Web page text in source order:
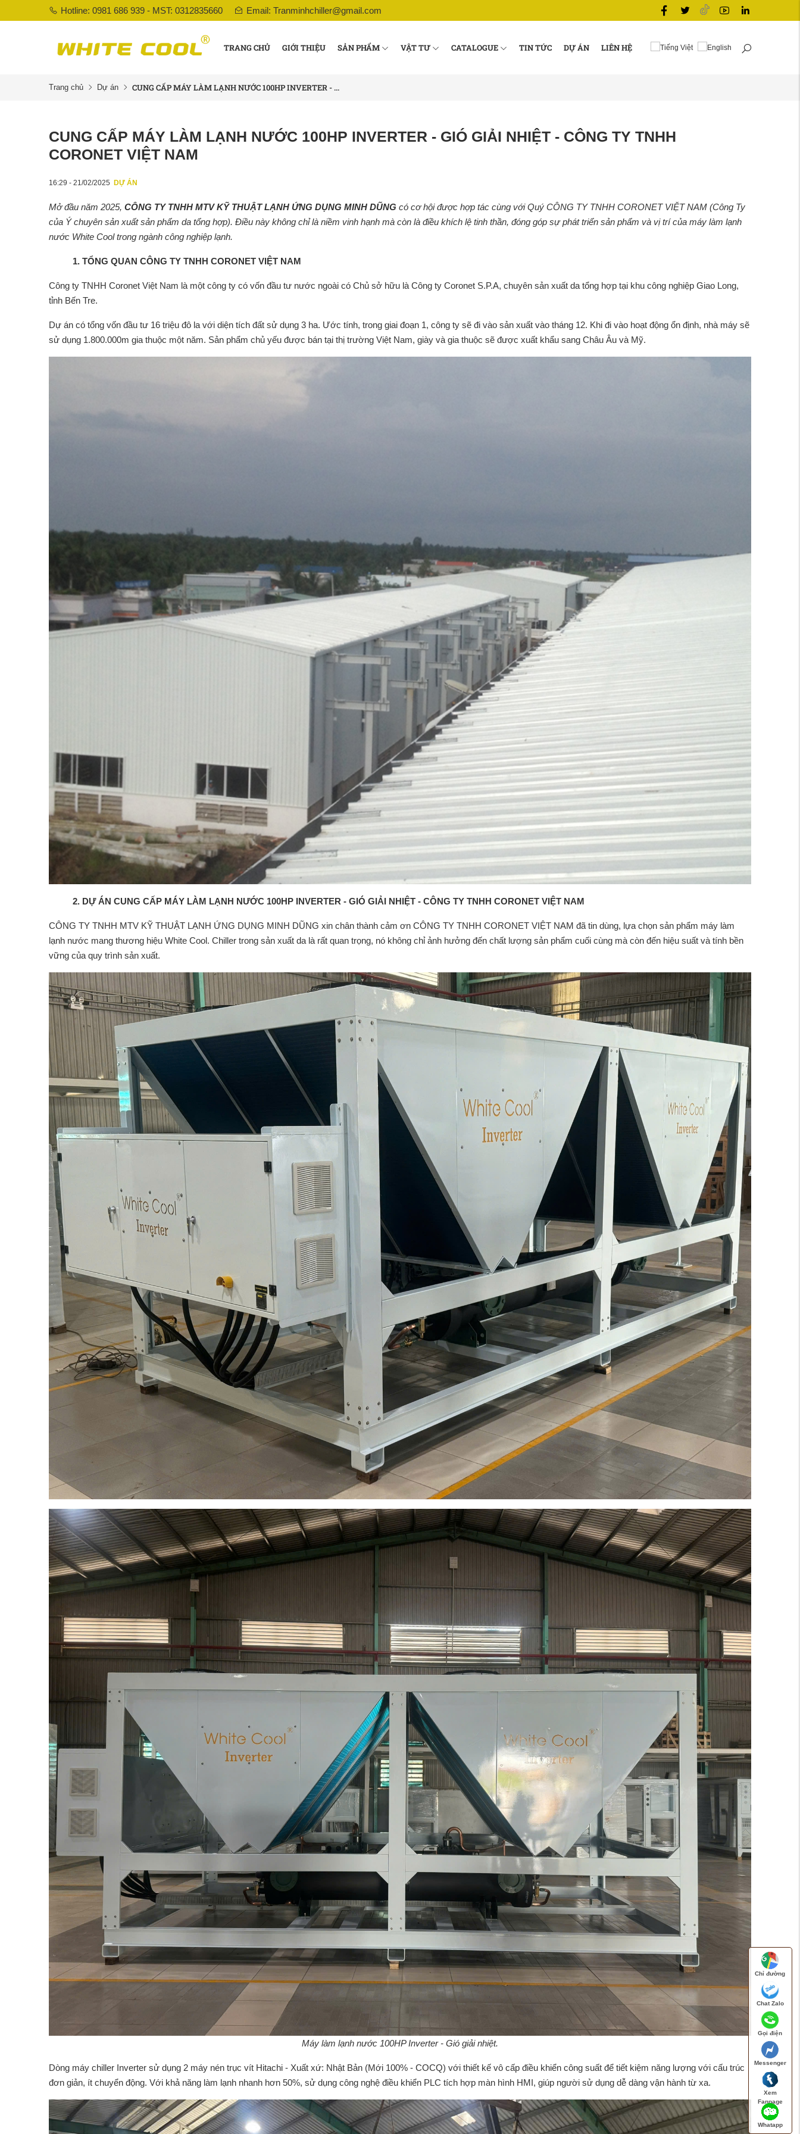
Hotline: 0981 686 939 - MST: 0312835660 Email: Tranminhchiller@gmail.com
TRANG CHỦ GIỚI THIỆU SẢN PHẨM VẬT TƯ CATALOGUE TIN TỨC DỰ ÁN LIÊN HỆ
Trang chủ Dự án CUNG CẤP MÁY LÀM LẠNH NƯỚC 100HP INVERTER - ...
CUNG CẤP MÁY LÀM LẠNH NƯỚC 100HP INVERTER - GIÓ GIẢI NHIỆT - CÔNG TY TNHH
CORONET VIỆT NAM
16:29 - 21/02/2025 DỰ ÁN
Mở đầu năm 2025, CÔNG TY TNHH MTV KỸ THUẬT LẠNH ỨNG DỤNG MINH DŨNG có cơ hội được hợp tác cùng với Quý CÔNG TY TNHH CORONET VIỆT NAM (Công Ty
của Ý chuyên sản xuất sản phẩm da tổng hợp). Điều này không chỉ là niềm vinh hạnh mà còn là điều khích lệ tinh thần, đóng góp sự phát triển sản phẩm và vị trí của máy làm lạnh
nước White Cool trong ngành công nghiệp lạnh.
1. TỔNG QUAN CÔNG TY TNHH CORONET VIỆT NAM
Công ty TNHH Coronet Việt Nam là một công ty có vốn đầu tư nước ngoài có Chủ sở hữu là Công ty Coronet S.P.A, chuyên sản xuất da tổng hợp tại khu công nghiệp Giao Long,
tỉnh Bến Tre.
Dự án có tổng vốn đầu tư 16 triệu đô la với diện tích đất sử dụng 3 ha. Ước tính, trong giai đoạn 1, công ty sẽ đi vào sản xuất vào tháng 12. Khi đi vào hoạt động ổn định, nhà máy sẽ
sử dụng 1.800.000m gia thuộc một năm. Sản phẩm chủ yếu được bán tại thị trường Việt Nam, giày và gia thuộc sẽ được xuất khẩu sang Châu Âu và Mỹ.
2. DỰ ÁN CUNG CẤP MÁY LÀM LẠNH NƯỚC 100HP INVERTER - GIÓ GIẢI NHIỆT - CÔNG TY TNHH CORONET VIỆT NAM
CÔNG TY TNHH MTV KỸ THUẬT LẠNH ỨNG DỤNG MINH DŨNG xin chân thành cảm ơn CÔNG TY TNHH CORONET VIỆT NAM đã tin dùng, lựa chọn sản phẩm máy làm
lạnh nước mang thương hiệu White Cool. Chiller trong sản xuất da là rất quan trọng, nó không chỉ ảnh hưởng đến chất lượng sản phẩm cuối cùng mà còn đến hiệu suất và tính bền
vững của quy trình sản xuất.
Máy làm lạnh nước 100HP Inverter - Gió giải nhiệt.
Dòng máy chiller Inverter sử dụng 2 máy nén trục vít Hitachi - Xuất xứ: Nhật Bản (Mới 100% - COCQ) với thiết kế vô cấp điều khiển công suất để tiết kiệm năng lượng với cấu trúc
đơn giản, ít chuyển động. Với khả năng làm lạnh nhanh hơn 50%, sử dụng công nghệ điều khiển PLC tích hợp màn hình HMI, giúp người sử dụng dễ dàng vận hành từ xa.
Chỉ đường
Chat Zalo
Gọi điện
Messenger
Xem
Fanpage
Whatapp